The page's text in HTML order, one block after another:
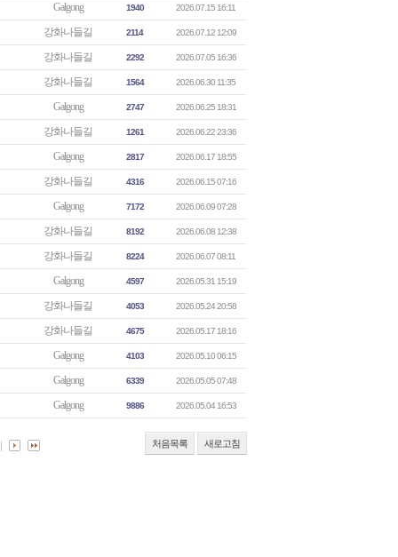
Galgong 1940 2026.07.15 16:11
강화나들길 2114 2026.07.12 12:09
강화나들길 2292 2026.07.05 16:36
강화나들길 1564 2026.06.30 11:35
Galgong 2747 2026.06.25 18:31
강화나들길 1261 2026.06.22 23:36
Galgong 2817 2026.06.17 18:55
강화나들길 4316 2026.06.15 07:16
Galgong 7172 2026.06.09 07:28
강화나들길 8192 2026.06.08 12:38
강화나들길 8224 2026.06.07 08:11
Galgong 4597 2026.05.31 15:19
강화나들길 4053 2026.05.24 20:58
강화나들길 4675 2026.05.17 18:16
Galgong 4103 2026.05.10 06:15
Galgong 6339 2026.05.05 07:48
Galgong 9886 2026.05.04 16:53
처음목록 새로고침